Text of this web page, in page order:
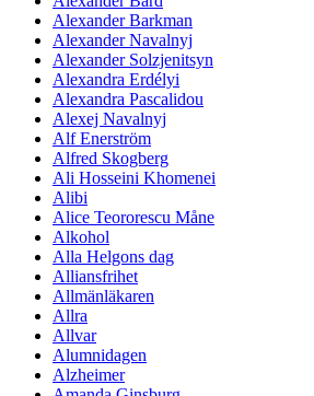
Alexander Barkman
Alexander Navalnyj
Alexander Solzjenitsyn
Alexandra Erdélyi
Alexandra Pascalidou
Alexej Navalnyj
Alf Enerström
Alfred Skogberg
Ali Hosseini Khomenei
Alibi
Alice Teororescu Måne
Alkohol
Alla Helgons dag
Alliansfrihet
Allmänläkaren
Allra
Allvar
Alumnidagen
Alzheimer